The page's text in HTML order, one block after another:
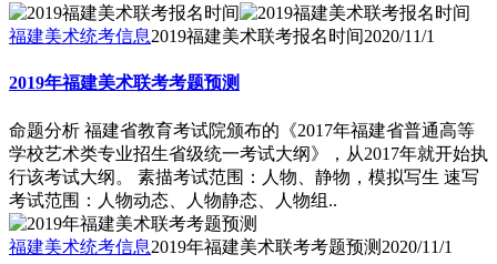
福建美术统考信息2019福建美术联考报名时间2020/11/1
2019年福建美术联考考题预测
命题分析 福建省教育考试院颁布的《2017年福建省普通高等
学校艺术类专业招生省级统一考试大纲》，从2017年就开始执
行该考试大纲。 素描考试范围：人物、静物，模拟写生 速写
考试范围：人物动态、人物静态、人物组..
福建美术统考信息2019年福建美术联考考题预测 2020/11/1